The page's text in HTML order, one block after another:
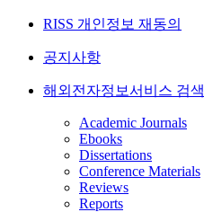
RISS 개인정보 재동의
공지사항
해외전자정보서비스 검색
Academic Journals
Ebooks
Dissertations
Conference Materials
Reviews
Reports